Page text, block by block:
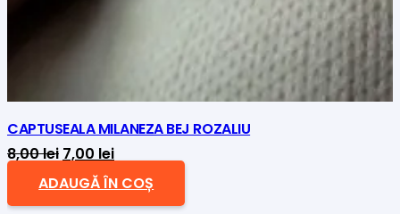
CAPTUSEALA MILANEZA BEJ ROZALIU
8,00lei Prețul
inițial
a
7,00 leiPrețul
curent
este:
ADAUGĂ ÎN COȘ